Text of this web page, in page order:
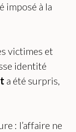
imposé à la
victimes et
identité
a été surpris,
: l’affaire ne